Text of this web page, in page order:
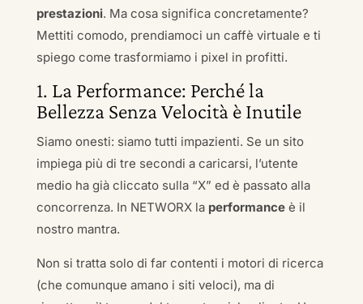
prestazioni. Ma cosa significa concretamente?
Mettiti comodo, prendiamoci un caffè virtuale e ti
spiego come trasformiamo i pixel in profitti.
1. La Performance: Perché la
Bellezza Senza Velocità è Inutile
Siamo onesti: siamo tutti impazienti. Se un sito
impiega più di tre secondi a caricarsi, l’utente
medio ha già cliccato sulla “X” ed è passato alla
concorrenza. In NETWORX la performanceè il
nostro mantra.
Non si tratta solo di far contenti i motori di ricerca
(che comunque amano i siti veloci), ma di